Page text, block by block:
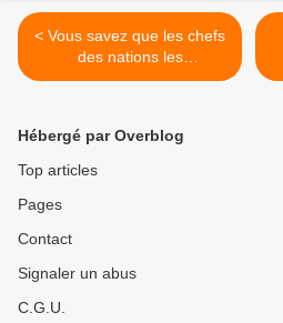
< Vous savez que les chefs
des nations les
tyrannisent...JM Chevrier
Hébergé par Overblog
Top articles
Pages
Contact
Signaler un abus
C.G.U.